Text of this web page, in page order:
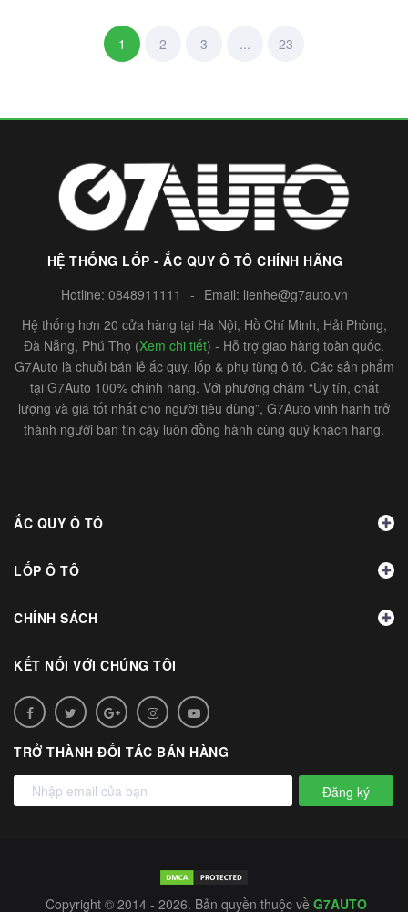
1 2 3 ... 23
HỆ THỐNG LỐP - ẮC QUY Ô TÔ CHÍNH HÃNG
Hotline: 0848911111 - Email: lienhe@g7auto.vn
Hệ thống hơn 20 cửa hàng tại Hà Nội, Hồ Chí Minh, Hải Phòng,
Đà Nẵng, Phú Thọ (Xem chi tiết) - Hỗ trợ giao hàng toàn quốc.
G7Auto là chuỗi bán lẻ ắc quy, lốp & phụ tùng ô tô. Các sản phẩm
tại G7Auto 100% chính hãng. Với phương châm “Uy tín, chất
lượng và giá tốt nhất cho người tiêu dùng”, G7Auto vinh hạnh trở
thành người bạn tin cậy luôn đồng hành cùng quý khách hàng.
ẮC QUY Ô TÔ
LỐP Ô TÔ
CHÍNH SÁCH
KẾT NỐI VỚI CHÚNG TÔI
TRỞ THÀNH ĐỐI TÁC BÁN HÀNG
Đăng ký
Copyright © 2014 - 2026. Bản quyền thuộc về G7AUTO